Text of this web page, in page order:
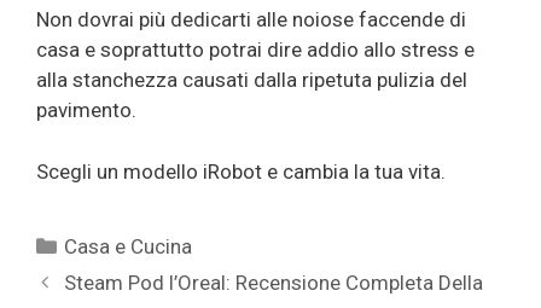
Non dovrai più dedicarti alle noiose faccende di
casa e soprattutto potrai dire addio allo stress e
alla stanchezza causati dalla ripetuta pulizia del
pavimento.
Scegli un modello iRobot e cambia la tua vita.
Categorie
Casa e Cucina
Steam Pod l’Oreal: Recensione Completa Della